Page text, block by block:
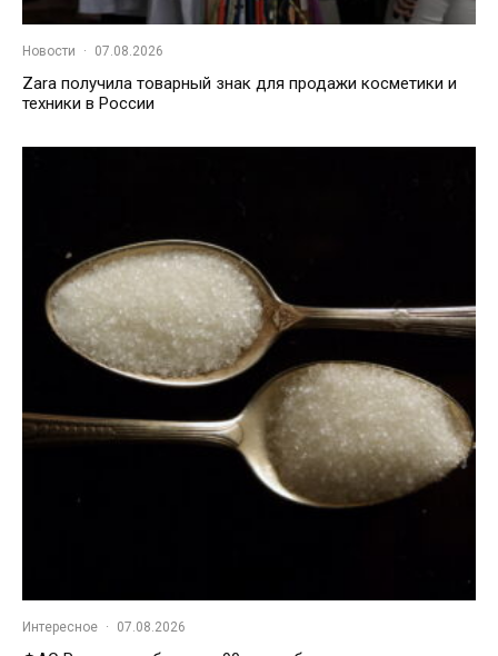
Новости · 07.08.2026
Zara получила товарный знак для продажи косметики и
техники в России
Интересное · 07.08.2026